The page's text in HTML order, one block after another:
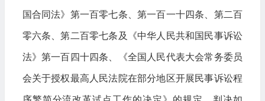
国合同法》第一百零七条、第一百一十四条、第二百
零六条、第二百零七条及《中华人民共和国民事诉讼
法》第一百四十四条、《全国人民代表大会常务委员
会关于授权最高人民法院在部分地区开展民事诉讼程